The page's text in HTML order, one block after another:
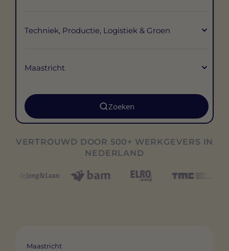
Beroepsgroep
Techniek, Productie, Logistiek & Groen
Stad
Maastricht
Zoeken
VERTROUWD DOOR 500+ WERKGEVERS IN
NEDERLAND
Maastricht